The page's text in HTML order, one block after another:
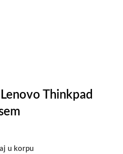
Thinkpad
u korpu